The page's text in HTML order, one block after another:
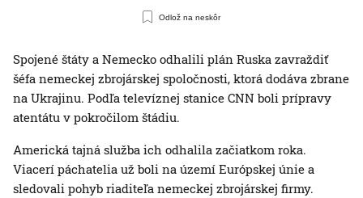
Odlož na neskôr
Spojené štáty a Nemecko odhalili plán Ruska zavraždiť
šéfa nemeckej zbrojárskej spoločnosti, ktorá dodáva zbrane
na Ukrajinu. Podľa televíznej stanice CNN boli prípravy
atentátu v pokročilom štádiu.
Americká tajná služba ich odhalila začiatkom roka.
Viacerí páchatelia už boli na území Európskej únie a
sledovali pohyb riaditeľa nemeckej zbrojárskej firmy.